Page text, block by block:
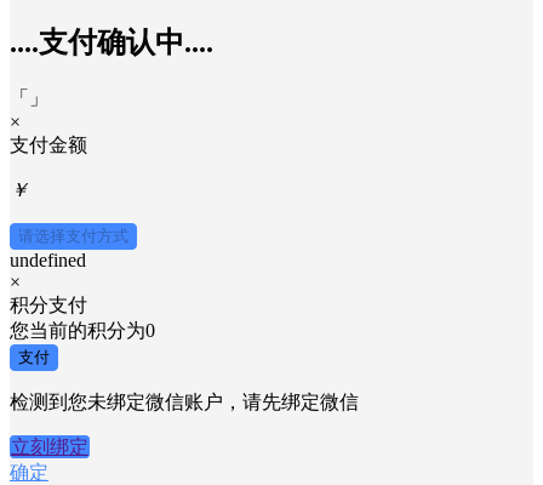
....支付确认中....
「
」
×
支付金额
￥
请选择支付方式
undefined
×
积分支付
您当前的积分为0
支付
检测到您未绑定微信账户，请先绑定微信
立刻绑定
确定